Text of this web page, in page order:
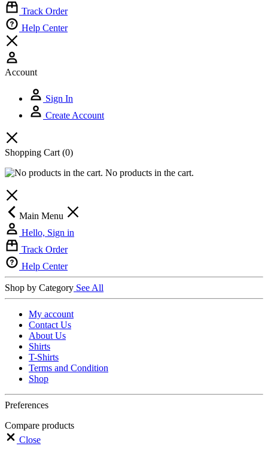
Track Order
Help Center
Account
Sign In
Create Account
Shopping Cart (0)
No products in the cart.
Main Menu
Hello, Sign in
Track Order
Help Center
Shop by Category See All
My account
Contact Us
About Us
Shirts
T-Shirts
Terms and Condition
Shop
Preferences
Compare products
Close